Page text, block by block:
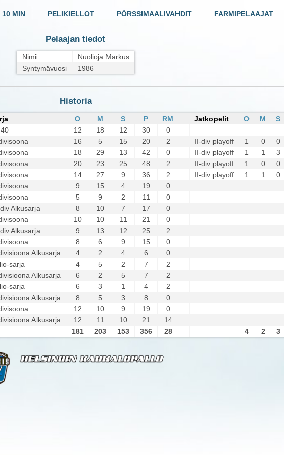
10 MIN PELIKIELLOT PÖRSSIMAALIVAHDIT FARMIPELAAJAT
Pelaajan tiedot
Nimi
Nuolioja Markus
Syntymävuosi
1986
Historia
O M S P RM Jatkopelit O M S
12 18 12 30
0
16 5 15 20 2 II-div playoff 1 0 0
18 29 13 42 0 II-div playoff 1 1 3
20 23 25 48 2 II-div playoff 1 0 0
14 27 9 36 2 II-div playoff 1 1 0
9 15 4 19
0
5 9 2 11
0
Alkusarja 8 10 7 17
0
10 10 11 21
0
Alkusarja 9 13 12 25
2
8 6 9 15
0
Alkusarja 4 2 4 6
0
sarja 4 5 2 7
2
Alkusarja 6 2 5 7
2
sarja 6 3 1 4
2
Alkusarja 8 5 3 8
0
12 10 9 19
0
Alkusarja 12 11 10 21
14
181 203 153 356 28 4 2 3